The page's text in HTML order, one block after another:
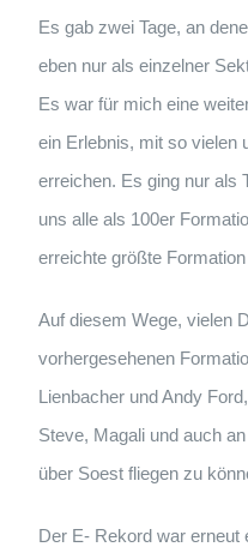
Es gab zwei Tage, an
eben nur als einzelner
Es war für mich eine
ein Erlebnis, mit so vielen
erreichen. Es ging nur als
uns alle als 100er
erreichte größte
Auf diesem Wege, vielen
vorhergesehenen
Lienbacher und Andy
Steve, Magali und auch
über Soest fliegen zu
Der E- Rekord war erneut